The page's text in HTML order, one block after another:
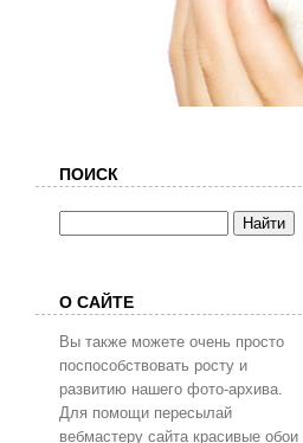
ПОИСК
О САЙТЕ
Вы также можете очень просто
поспособствовать росту и
развитию нашего фото-архива.
Для помощи пересылай
вебмастеру сайта красивые обои